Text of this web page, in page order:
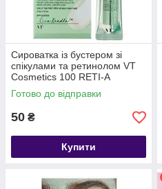
Сироватка із бустером зі
спікулами та ретинолом VT
Cosmetics 100 RETI-A
REEDLE SHOT 2ml
Готово до відправки
50 ₴
Купити